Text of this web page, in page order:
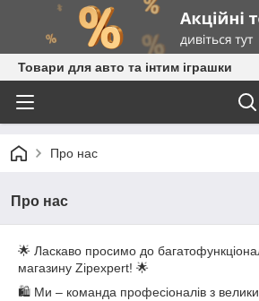
Товари для авто та інтим іграшки
Про нас
Про нас
🌟 Ласкаво просимо до
магазину Zipexpert! 🌟
🛍️ Ми – команда професіоналів з